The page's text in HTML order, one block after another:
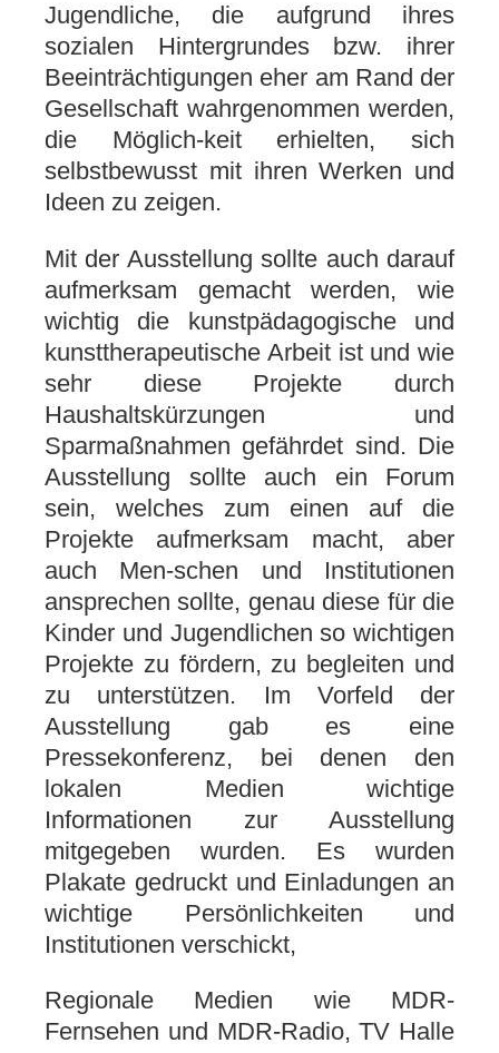
Jugendliche, die aufgrund ihres
sozialen Hintergrundes bzw. ihrer
Beeinträchtigungen eher am Rand der
Gesellschaft wahrgenommen werden,
die Möglich-keit erhielten, sich
selbstbewusst mit ihren Werken und
Ideen zu zeigen.
Mit der Ausstellung sollte auch darauf
aufmerksam gemacht werden, wie
wichtig die kunstpädagogische und
kunsttherapeutische Arbeit ist und wie
sehr diese Projekte durch
Haushaltskürzungen und
Sparmaßnahmen gefährdet sind. Die
Ausstellung sollte auch ein Forum
sein, welches zum einen auf die
Projekte aufmerksam macht, aber
auch Men-schen und Institutionen
ansprechen sollte, genau diese für die
Kinder und Jugendlichen so wichtigen
Projekte zu fördern, zu begleiten und
zu unterstützen. Im Vorfeld der
Ausstellung gab es eine
Pressekonferenz, bei denen den
lokalen Medien wichtige
Informationen zur Ausstellung
mitgegeben wurden. Es wurden
Plakate gedruckt und Einladungen an
wichtige Persönlichkeiten und
Institutionen verschickt,
Regionale Medien wie MDR-
Fernsehen und MDR-Radio, TV Halle